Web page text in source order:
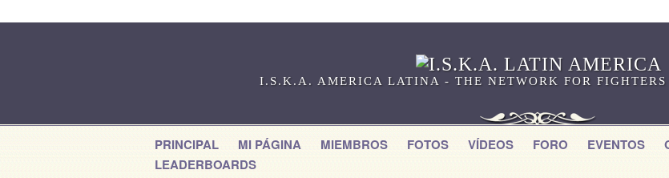
I.S.K.A. AMERICA LATINA - THE NETWORK FOR FIGHTERS
PRINCIPAL MI PÁGINA MIEMBROS FOTOS VÍDEOS FORO EVENTOS
LEADERBOARDS